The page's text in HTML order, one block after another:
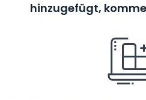
hinzugefügt,